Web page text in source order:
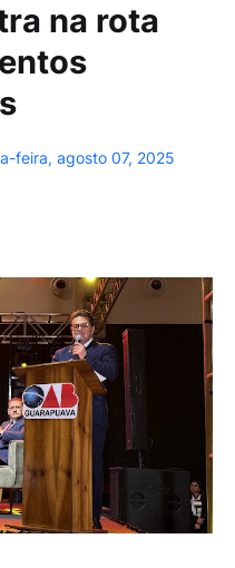
na rota
feira, agosto 07, 2025